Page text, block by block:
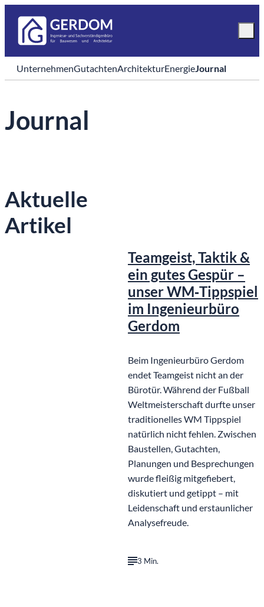
UnternehmenGutachtenArchitekturEnergieJournal
Journal
Aktuelle
Artikel
Teamgeist, Taktik &
ein gutes Gespür –
unser WM‑Tippspiel
im Ingenieurbüro
Gerdom
Beim Ingenieurbüro Gerdom
endet Teamgeist nicht an der
Bürotür. Während der Fußball
Weltmeisterschaft durfte unser
traditionelles WM Tippspiel
natürlich nicht fehlen. Zwischen
Baustellen, Gutachten,
Planungen und Besprechungen
wurde fleißig mitgefiebert,
diskutiert und getippt – mit
Leidenschaft und erstaunlicher
Analysefreude.
3 Min.